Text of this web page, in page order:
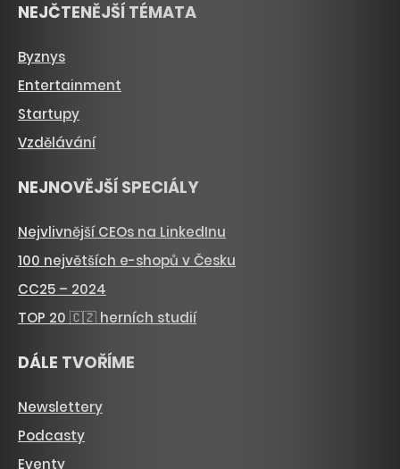
NEJČTENĚJŠÍ TÉMATA
Byznys
Entertainment
Startupy
Vzdělávání
NEJNOVĚJŠÍ SPECIÁLY
Nejvlivnější CEOs na LinkedInu
100 největších e-shopů v Česku
CC25 – 2024
TOP 20 🇨🇿 herních studií
DÁLE TVOŘÍME
Newslettery
Podcasty
Eventy